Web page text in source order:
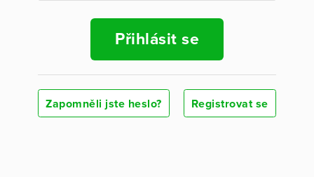
Přihlásit se
Zapomněli jste heslo? Registrovat se